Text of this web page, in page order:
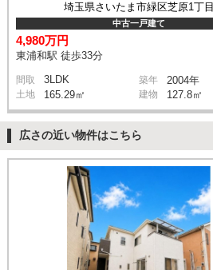
埼玉県さいたま市緑区芝原1丁目
中古一戸建て
4,980万円
東浦和駅 徒歩33分
間取 3LDK 築年 2004年
土地 165.29㎡ 建物 127.8㎡
広さの近い物件はこちら